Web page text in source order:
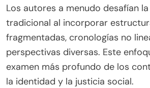
Los autores a menudo desafían
tradicional al incorporar
fragmentadas, cronologías no
perspectivas diversas. Este
examen más profundo de los
la identidad y la justicia social.